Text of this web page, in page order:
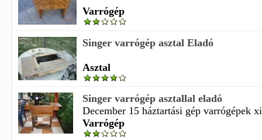
Varrógép
Singer varrógép asztal Eladó
Asztal
Singer varrógép asztallal eladó
December 15 háztartási gép varrógépek
Varrógép